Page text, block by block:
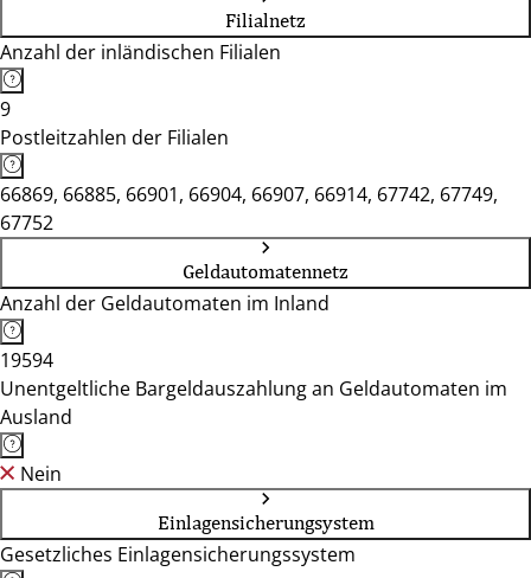
Filialnetz
Anzahl der inländischen Filialen
9
Postleitzahlen der Filialen
66869, 66885, 66901, 66904, 66907, 66914, 67742, 67749,
67752
Geldautomatennetz
Anzahl der Geldautomaten im Inland
19594
Unentgeltliche Bargeldauszahlung an Geldautomaten im
Ausland
Nein
Einlagensicherungsystem
Gesetzliches Einlagensicherungssystem